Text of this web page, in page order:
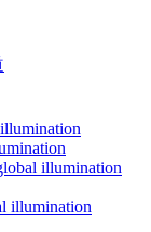
illumination
illumination